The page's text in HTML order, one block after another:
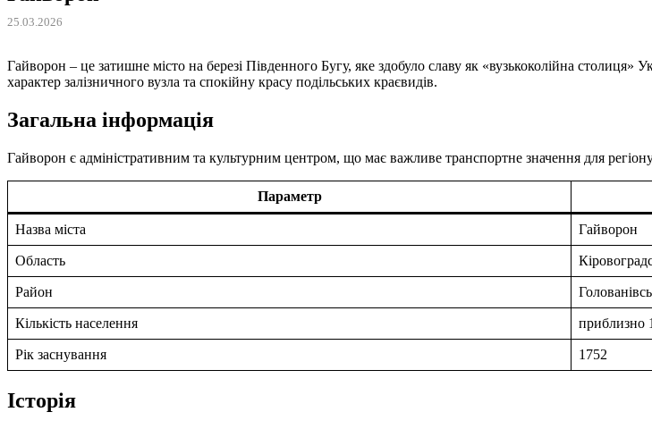
25.03.2026
Гайворон – це затишне місто на березі Південного Бугу, яке здобуло славу як «вузькоколійна
характер залізничного вузла та спокійну красу подільських краєвидів.
Загальна інформація
Гайворон є адміністративним та культурним центром, що має важливе транспортне значення для
Параметр
Назва міста Гайворон
Область
Район
Кількість населення приблизно
Рік заснування 1752
Історія